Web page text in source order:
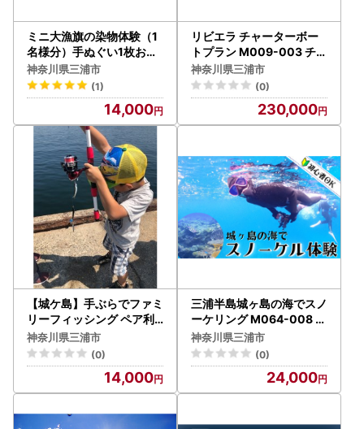
ミニ大漁旗の染物体験（1
名様分）手ぬぐい1枚お土
産付 M008-001 チケット
体験
神奈川県三浦市
(1)
14,000
リビエラ チャーターボー
トプラン M009-003 チケ
ット 体験
神奈川県三浦市
(0)
230,000
【城ケ島】手ぶらでファミ
リーフィッシング ペア利
用券 M042-003 チケット
体験
神奈川県三浦市
(0)
14,000
三浦半島城ヶ島の海でスノ
ーケリング M064-008 チ
ケット 体験
神奈川県三浦市
(0)
24,000